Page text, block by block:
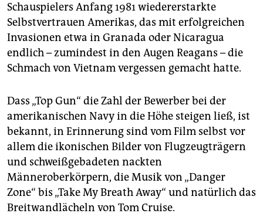
Schauspielers Anfang 1981 wiedererstarkte
Selbstvertrauen Amerikas, das mit erfolgreichen
Invasionen etwa in Granada oder Nicaragua
endlich – zumindest in den Augen Rea­gans – die
Schmach von Vietnam vergessen gemacht hatte.
Dass „Top Gun“ die Zahl der Bewerber bei der
amerikanischen Navy in die Höhe steigen ließ, ist
bekannt, in Erinnerung sind vom Film selbst vor
allem die ikonischen Bilder von Flugzeugträgern
und schweißgebadeten nackten
Männeroberkörpern, die Musik von „Danger
Zone“ bis „Take My Breath Away“ und natürlich das
Breitwandlächeln von Tom Cruise.